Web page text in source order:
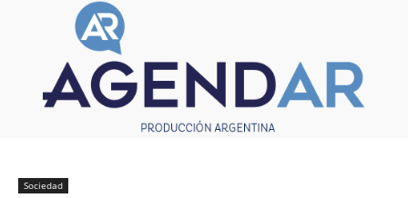
Sociedad